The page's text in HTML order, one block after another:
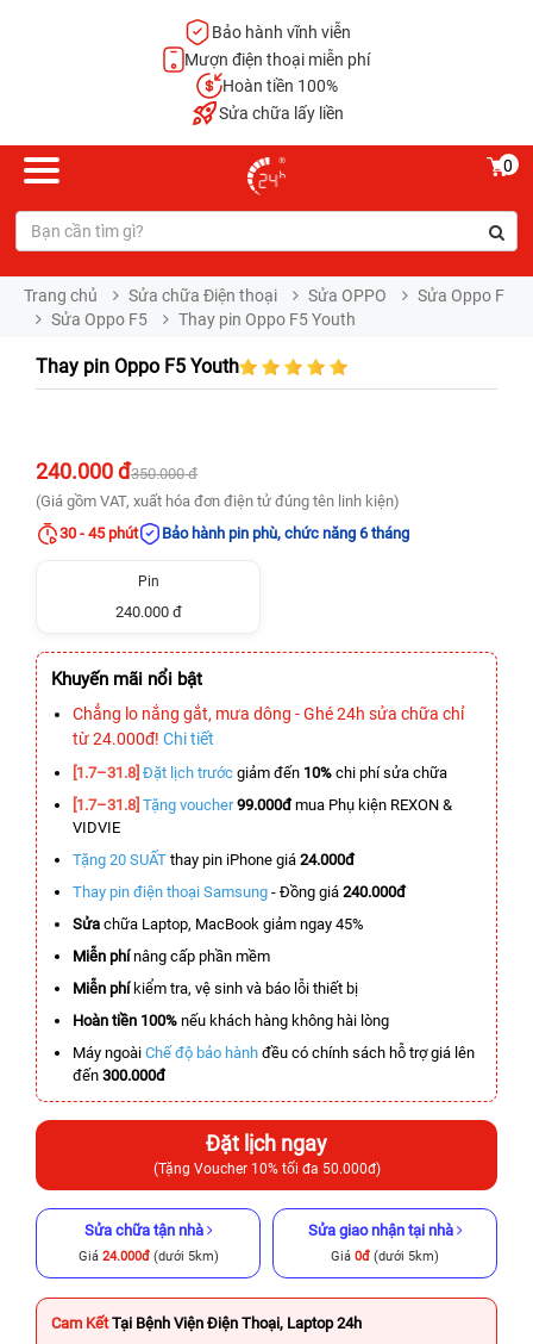
Bảo hành vĩnh viễn
Mượn điện thoại miễn phí
Hoàn tiền 100%
Sửa chữa lấy liền
0
Trang chủ Sửa chữa Điện thoại Sửa OPPO
Sửa Oppo F
Sửa Oppo F5
Thay pin Oppo F5 Youth
Thay pin Oppo F5 Youth
240.000 đ350.000 đ
(Giá gồm VAT, xuất hóa đơn điện tử đúng tên linh kiện)
30 - 45 phút
Bảo hành pin phù, chức năng 6 tháng
Pin
240.000 đ
Khuyến mãi nổi bật
Chẳng lo nắng gắt, mưa dông - Ghé 24h sửa chữa chỉ
từ 24.000đ! Chi tiết
[1.7–31.8] Đặt lịch trước giảm đến 10% chi phí sửa chữa
[1.7–31.8] Tặng voucher 99.000đmua Phụ kiện REXON &
VIDVIE
Tặng 20 SUẤT thay pin iPhone giá 24.000đ
Thay pin điện thoại Samsung - Đồng giá 240.000đ
Sửa chữa Laptop, MacBook giảm ngay 45%
Miễn phínâng cấp phần mềm
Miễn phíkiểm tra, vệ sinh và báo lỗi thiết bị
Hoàn tiền 100% nếu khách hàng không hài lòng
Máy ngoài Chế độ bảo hành đều có chính sách hỗ trợ giá lên
đến 300.000đ
Đặt lịch ngay
(Tặng Voucher 10% tối đa 50.000đ)
Sửa chữa tận nhà
Giá 24.000đ(dưới 5km)
Sửa giao nhận tại nhà
Giá 0đ (dưới 5km)
Cam Kết Tại Bệnh Viện Điện Thoại, Laptop 24h